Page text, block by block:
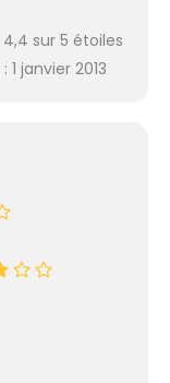
sur 5 étoiles
janvier 2013